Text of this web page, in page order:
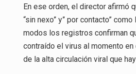
En ese orden, el director afirmó
“sin nexo” y” por contacto”
modos los registros confirman
contraído el virus al momento
de la alta circulación viral que